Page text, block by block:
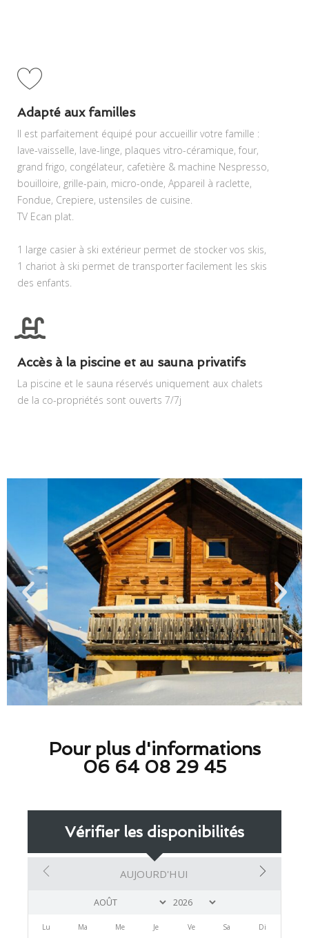
Adapté aux familles
ll est parfaitement équipé pour accueillir votre famille :
lave-vaisselle, lave-linge, plaques vitro-céramique, four,
grand frigo, congélateur, cafetière & machine Nespresso,
bouilloire, grille-pain, micro-onde, Appareil à raclette,
Fondue, Crepiere, ustensiles de cuisine.
TV Ecan plat.
1 large casier à ski extérieur permet de stocker vos skis,
1 chariot à ski permet de transporter facilement les skis
des enfants.
Accès à la piscine et au sauna privatifs
La piscine et le sauna réservés uniquement aux chalets
de la co-propriétés sont ouverts 7/7j
Pour plus d'informations
06 64 08 29 45
Vérifier les disponibilités
AUJOURD'HUI
Lu Ma Me Je Ve Sa Di